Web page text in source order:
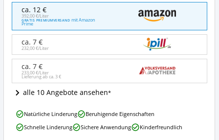
Kamillosan
Mund-
und
Rachenspray
Angebote:
ist
dieses
Halsspray
erhältlich?
ca. 12 €
392,00 €/Liter
GRATIS PREMIUMVERSAND mit Amazon
Prime
ca. 7 €
232,00 €/Liter
ca. 7 €
233,00 €/Liter
Lieferung ab ca.3 €
alle 10 Angebote ansehen
Kamillosan
Mund-
und
Natürliche Linderung
Beruhigende Eigenschaften
Schnelle Linderung
Sichere Anwendung Kinderfreundlich